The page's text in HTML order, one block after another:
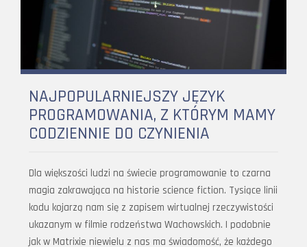
NAJPOPULARNIEJSZY JĘZYK
PROGRAMOWANIA, Z KTÓRYM MAMY
CODZIENNIE DO CZYNIENIA
Dla większości ludzi na świecie programowanie to czarna
magia zakrawająca na historie science fiction. Tysiące linii
kodu kojarzą nam się z zapisem wirtualnej rzeczywistości
ukazanym w filmie rodzeństwa Wachowskich. I podobnie
jak w Matrixie niewielu z nas ma świadomość, że każdego